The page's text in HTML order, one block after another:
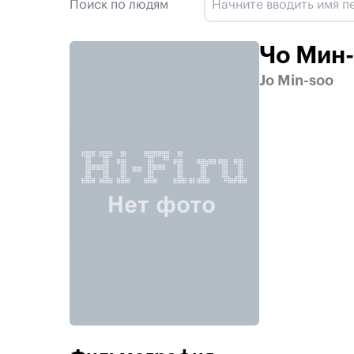
Поиск по людям
Чо
Jo Min-soo